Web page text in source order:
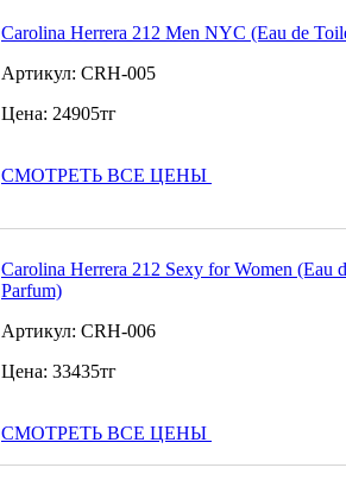
Carolina Herrera 212 Men NYC (Eau de
Артикул: CRH-005
Цена: 24905тг
СМОТРЕТЬ ВСЕ ЦЕНЫ
Carolina Herrera 212 Sexy for Women (Eau
Parfum)
Артикул: CRH-006
Цена: 33435тг
СМОТРЕТЬ ВСЕ ЦЕНЫ